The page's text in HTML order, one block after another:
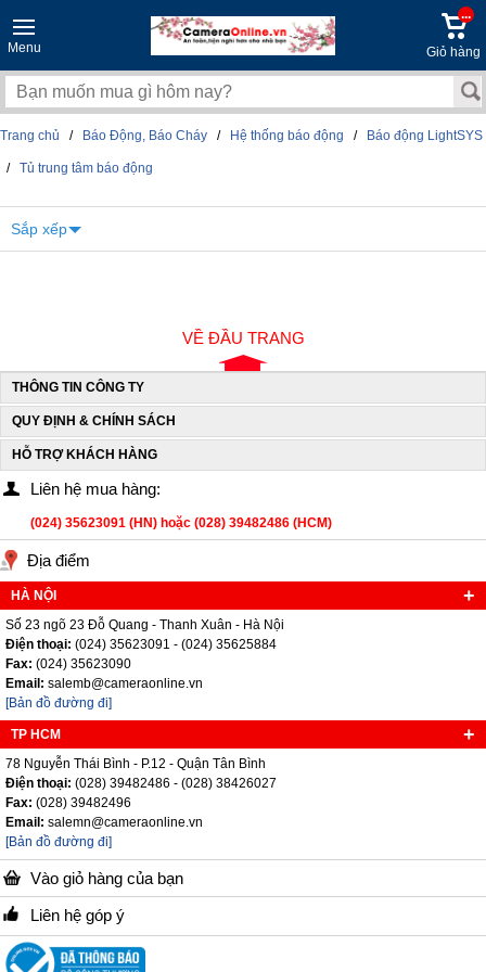
Menu
...
Giỏ hàng
Trang chủ / Báo Động, Báo Cháy / Hệ thống báo động / Báo động LightSYS
/ Tủ trung tâm báo động
Sắp xếp
VỀ ĐẦU TRANG
THÔNG TIN CÔNG TY
QUY ĐỊNH & CHÍNH SÁCH
HỖ TRỢ KHÁCH HÀNG
Liên hệ mua hàng:
(024) 35623091 (HN) hoặc (028) 39482486 (HCM)
Địa điểm
HÀ NỘI
Số 23 ngõ 23 Đỗ Quang - Thanh Xuân - Hà Nội
Điện thoại: (024) 35623091 - (024) 35625884
Fax: (024) 35623090
Email: salemb@cameraonline.vn
[Bản đồ đường đi]
TP HCM
78 Nguyễn Thái Bình - P.12 - Quận Tân Bình
Điện thoại: (028) 39482486 - (028) 38426027
Fax: (028) 39482496
Email: salemn@cameraonline.vn
[Bản đồ đường đi]
Vào giỏ hàng của bạn
Liên hệ góp ý